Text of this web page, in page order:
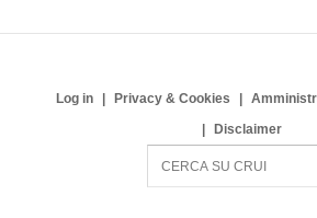
Log in Privacy & Cookies
Disclaimer